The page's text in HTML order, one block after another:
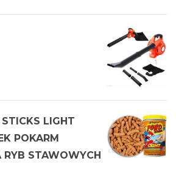
LIGHT
POKARM
RYB STAWOWYCH